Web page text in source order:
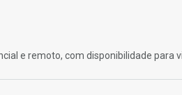
e remoto, com disponibilidade para